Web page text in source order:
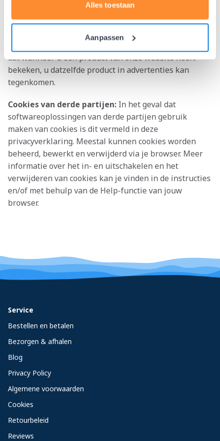
Alles toestaan
Aanpassen
om deze remarketing uit te kunnen voeren.
Criteo (tracking marketing cookie):
vorm van display advertising. Deze cookie zorgt ervoor
dat wanneer u een product van onze website heeft
bekeken, u datzelfde product in advertenties kan
tegenkomen.
Cookies van derde partijen: In het geval dat
softwareoplossingen van derde partijen gebruik
maken van cookies is dit vermeld in deze
privacyverklaring. Meestal kunnen cookies worden
beheerd, bewerkt en verwijderd via je browser. Meer
informatie over het in- en uitschakelen en het
verwijderen van cookies kan je vinden in de instructies
en/of met behulp van de Help-functie van jouw
browser.
Service
Bestellen en betalen
Bezorgen & afhalen
Blog
Privacy Policy
Algemene voorwaarden
Cookies
Retourbeleid
Reviews